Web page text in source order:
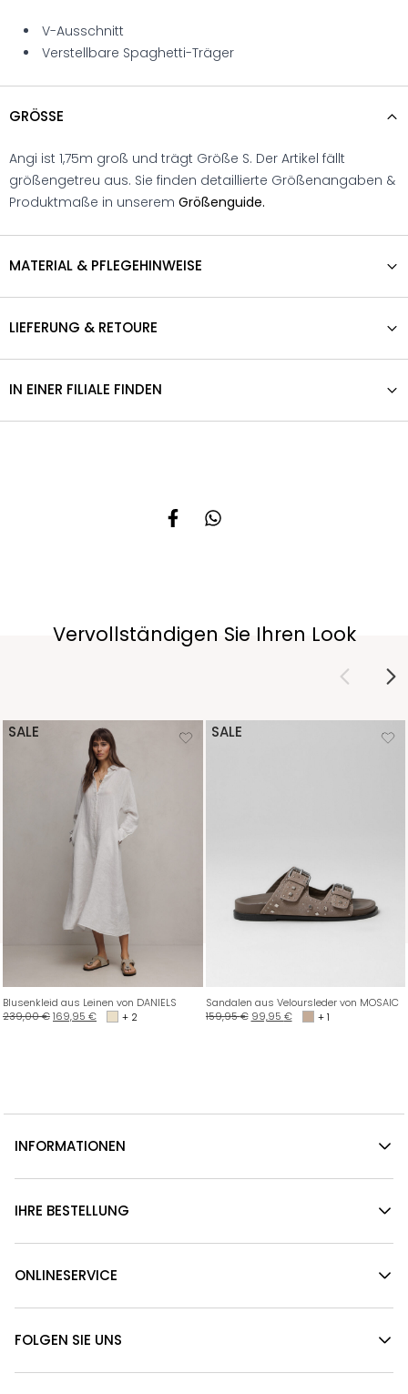
V-Ausschnitt
Verstellbare Spaghetti-Träger
GRÖSSE
Angi ist 1,75m groß und trägt Größe S. Der Artikel fällt
größengetreu aus. Sie finden detaillierte Größenangaben &
Produktmaße in unserem Größenguide.
MATERIAL & PFLEGEHINWEISE
LIEFERUNG & RETOURE
IN EINER FILIALE FINDEN
Vervollständigen Sie Ihren Look
SALE
Blusenkleid aus Leinen von DANIELS
239,00€169,95 € + 2
SALE
Sandalen aus Veloursleder von MOSAIC
159,95€ 99,95 € + 1
INFORMATIONEN
IHRE BESTELLUNG
ONLINESERVICE
FOLGEN SIE UNS